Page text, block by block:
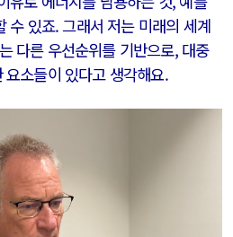
수 있죠. 그래서 저는 미래의 세계
다른 우선순위를 기반으로, 대중
소들이 있다고 생각해요.